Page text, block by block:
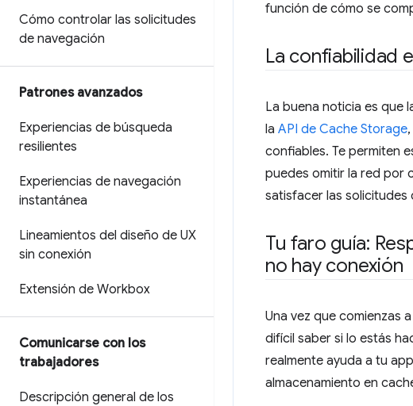
Cómo controlar las solicitudes
de navegación
Patrones avanzados
Experiencias de búsqueda
resilientes
Experiencias de navegación
instantánea
Lineamientos del diseño de UX
sin conexión
Extensión de Workbox
Comunicarse con los
trabajadores
Descripción general de los
función de cómo se
La confiabilidad
La buena noticia es que
la API de Cache Storage
confiables. Te permiten
puedes omitir la red por
satisfacer las solicitudes
Tu faro guía:
no hay conexión
Una vez que comienzas
difícil saber si lo estás
realmente ayuda a tu
almacenamiento en